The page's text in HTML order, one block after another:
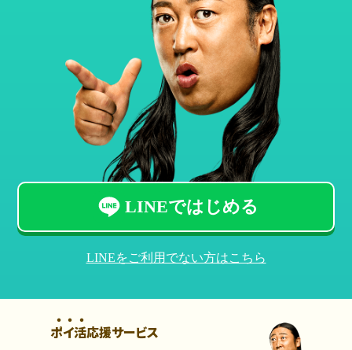
LINEではじめる
LINEをご利用でない方はこちら
ポイ活応援サービス